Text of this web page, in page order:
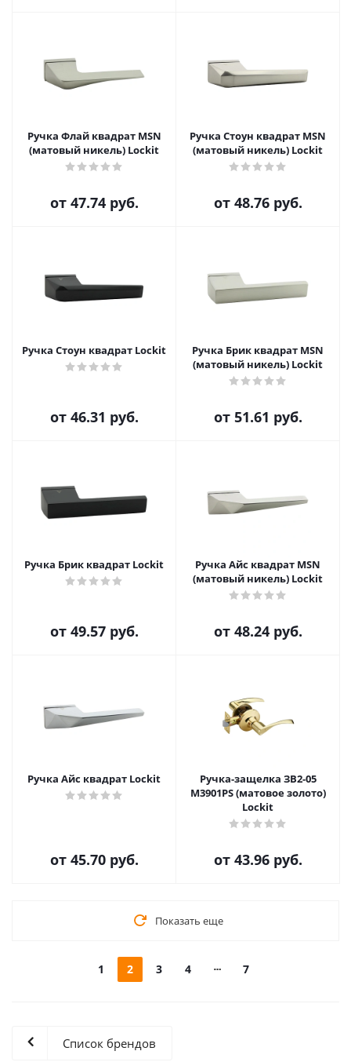
Ручка Флай квадрат MSN
(матовый никель) Lockit
от 47.74 руб.
Ручка Стоун квадрат MSN
(матовый никель) Lockit
от 48.76 руб.
Ручка Стоун квадрат Lockit
от 46.31 руб.
Ручка Брик квадрат MSN
(матовый никель) Lockit
от 51.61 руб.
Ручка Брик квадрат Lockit
от 49.57 руб.
Ручка Айс квадрат MSN
(матовый никель) Lockit
от 48.24 руб.
Ручка Айс квадрат Lockit
от 45.70 руб.
Ручка-защелка ЗВ2-05
М3901PS (матовое золото)
Lockit
от 43.96 руб.
Показать еще
1 2 3 4 7
Список брендов